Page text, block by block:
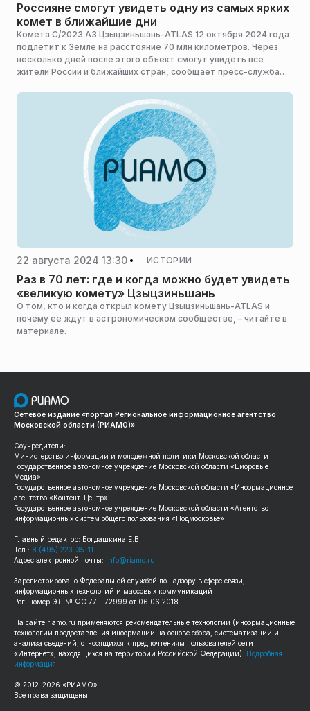
Россияне смогут увидеть одну из самых ярких
комет в ближайшие дни
Комета С/2023 A3 Цзыцзиньшань-ATLAS 12 октября 2024 года
подлетит к Земле на расстояние 70 млн километров. Через
несколько дней после этого объект смогут увидеть все
жители России и ближайших стран, сообщает пресс-служба
22 августа 2024 13:30 ИСТОРИИ
Раз в 70 лет: где и когда можно будет увидеть
«великую комету» Цзыцзиньшань
О том, кто и когда открыл комету Цзыцзиньшань-ATLAS и
почему ее ждут в астрономическом сообществе, – читайте в
материале.
Сетевое издание «портал Региональное информационное агентство
Московской области (РИАМО)»
Соучредители:
Министерство информации и молодежной политики Московской области
Государственное автономное учреждение Московской области «Цифровые
Медиа»
Государственное автономное учреждение Московской области «Информационное
агентство «Контент-Центр»
Государственное автономное учреждение Московской области «Агентство
информационных систем общего пользования «Подмосковье»
Главный редактор: Богдашкина Е.В.
Тел.: 8 (495) 223-35-11
Адрес электронной почты: info@riamo.ru
Зарегистрировано Федеральной службой по надзору в сфере связи,
информационных технологий и массовых коммуникаций
Рег. номер ЭЛ № ФС 77 – 72999 от 06.06.2018
На сайте riamo.ru применяются рекомендательные технологии (информационные
технологии предоставления информации на основе сбора, систематизации и
анализа сведений, относящихся к предпочтениям пользователей сети
«Интернет», находящихся на территории Российской Федерации).
Подробная
информация
© 2012-2026 «РИАМО».
Все права защищены